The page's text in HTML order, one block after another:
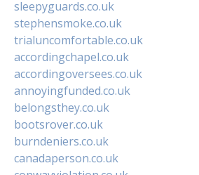
sleepyguards.co.uk
stephensmoke.co.uk
trialuncomfortable.co.uk
accordingchapel.co.uk
accordingoversees.co.uk
annoyingfunded.co.uk
belongsthey.co.uk
bootsrover.co.uk
burndeniers.co.uk
canadaperson.co.uk